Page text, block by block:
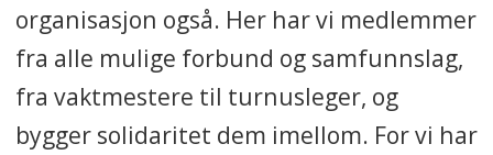
organisasjon også. Her har vi medlemmer
fra alle mulige forbund og samfunnslag,
fra vaktmestere til turnusleger, og
bygger solidaritet dem imellom. For vi har